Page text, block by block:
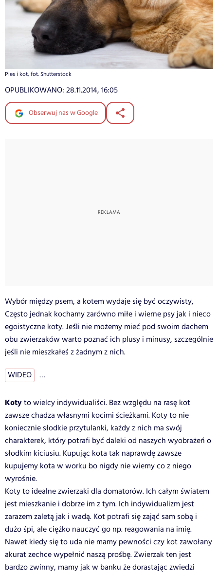
Pies i kot, fot. Shutterstock
OPUBLIKOWANO: 28.11.2014, 16:05
Obserwuj nas w Google
Wybór między psem, a kotem wydaje się być oczywisty,
Często jednak kochamy zarówno miłe i wierne psy jak i nieco
egoistyczne koty. Jeśli nie możemy mieć pod swoim dachem
obu zwierzaków warto poznać ich plusy i minusy, szczególnie
jeśli nie mieszkałeś z żadnym z nich.
WIDEO …
Kotyto wielcy indywidualiści. Bez względu na rasę kot
zawsze chadza własnymi kocimi ścieżkami. Koty to nie
koniecznie słodkie przytulanki, każdy z nich ma swój
charakterek, który potrafi być daleki od naszych wyobrażeń o
słodkim kiciusiu. Kupując kota tak naprawdę zawsze
kupujemy kota w worku bo nigdy nie wiemy co z niego
wyrośnie.
Koty to idealne zwierzaki dla domatorów. Ich całym światem
jest mieszkanie i dobrze im z tym. Ich indywidualizm jest
zarazem zaletą jak i wadą. Kot potrafi się zająć sam sobą i
dużo śpi, ale ciężko nauczyć go np. reagowania na imię.
Nawet kiedy się to uda nie mamy pewności czy kot zawołany
akurat zechce wypełnić naszą prośbę. Zwierzak ten jest
bardzo zwinny, mamy jak w banku że dorastając zwiedzi